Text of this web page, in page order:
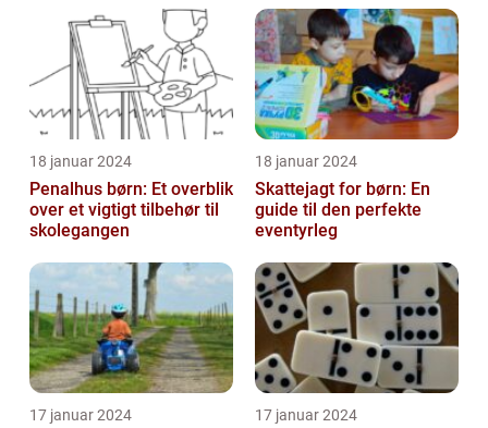
genre og har en evne til at bevæge, i...
18 januar 2024
Penalhus børn: Et overblik
over et vigtigt tilbehør til
skolegangen
18 januar 2024
Skattejagt for børn: En
guide til den perfekte
eventyrleg
17 januar 2024 17 januar 2024